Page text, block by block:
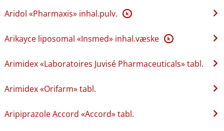
Aridol «Pharmaxis» inhal.pulv. K
Arikayce liposomal «Insmed» inhal.væske K
Arimidex «Laboratoires Juvisé Pharmaceuticals» tabl.
Arimidex «Orifarm» tabl.
Aripiprazole Accord «Accord» tabl.